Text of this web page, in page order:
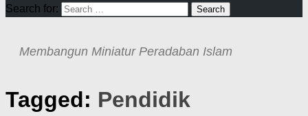
Search for:
Membangun Miniatur Peradaban Islam
Tagged: Pendidik